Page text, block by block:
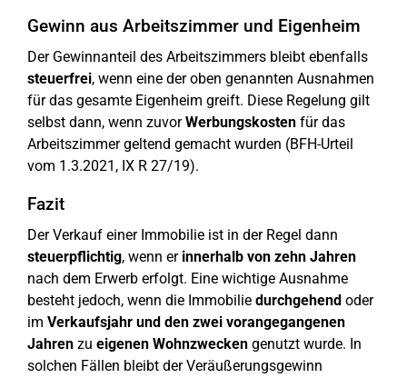
Gewinn aus Arbeitszimmer und Eigenheim
Der Gewinnanteil des Arbeitszimmers bleibt ebenfalls
steuerfrei, wenn eine der oben genannten Ausnahmen
für das gesamte Eigenheim greift. Diese Regelung gilt
selbst dann, wenn zuvorWerbungskosten für das
Arbeitszimmer geltend gemacht wurden (BFH-Urteil
vom 1.3.2021, IX R 27/19).
Fazit
Der Verkauf einer Immobilie ist in der Regel dann
steuerpflichtig, wenn er innerhalb von zehn Jahren
nach dem Erwerb erfolgt. Eine wichtige Ausnahme
besteht jedoch, wenn die Immobilie durchgehend oder
im Verkaufsjahr und den zwei vorangegangenen
Jahren zu eigenen Wohnzwecken genutzt wurde. In
solchen Fällen bleibt der Veräußerungsgewinn